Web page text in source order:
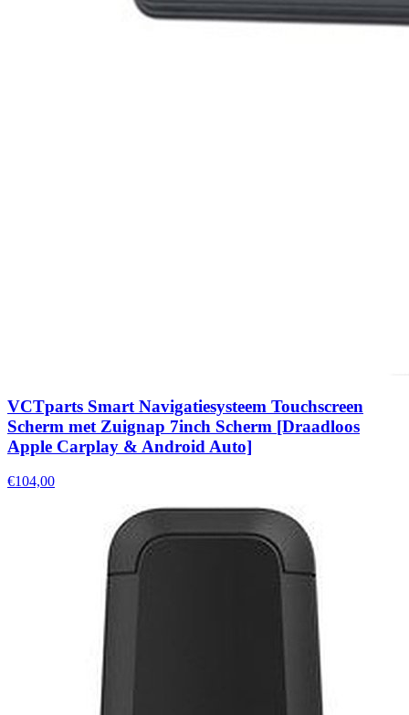
VCTparts Smart Navigatiesysteem Touchscreen
Scherm met Zuignap 7inch Scherm [Draadloos
Apple Carplay & Android Auto]
€104,00